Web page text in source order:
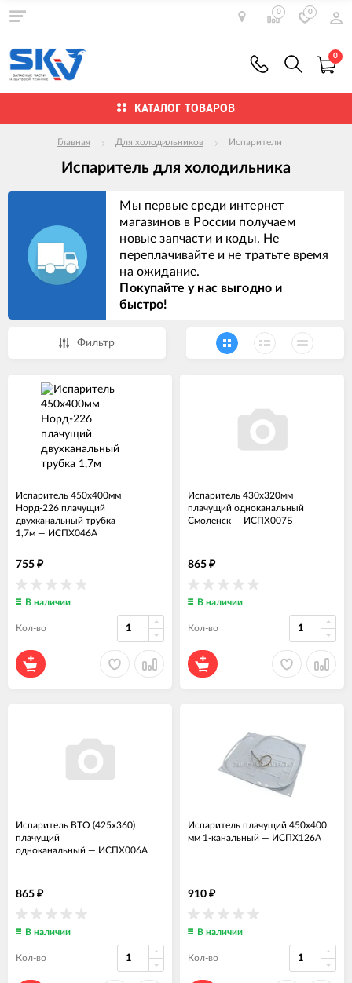
0 0
0
КАТАЛОГ ТОВАРОВ
Главная Для холодильников Испарители
Испаритель для холодильника
Мы первые среди интернет
магазинов в России получаем
новые запчасти и коды. Не
переплачивайте и не тратьте время
на ожидание.
Покупайте у нас выгодно и
быстро!
Фильтр
Испаритель 450x400мм
Норд-226 плачущий
двухканальный трубка
1,7м — ИСПХ046А
755 ₽
В наличии
Кол-во
Испаритель 430x320мм
плачущий одноканальный
Смоленск — ИСПХ007Б
865 ₽
В наличии
Кол-во
Испаритель ВТО (425x360)
плачущий
одноканальный — ИСПХ006А
865 ₽
В наличии
Кол-во
Испаритель плачущий 450x400
мм 1-канальный — ИСПХ126А
910 ₽
В наличии
Кол-во